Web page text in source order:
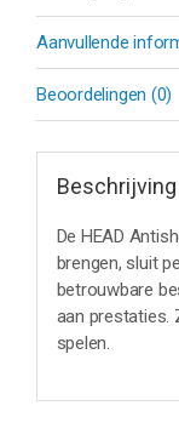
Aanvullende
Beoordelingen (0)
Beschrijving
De HEAD
brengen, sluit
betrouwbare
aan prestaties.
spelen.